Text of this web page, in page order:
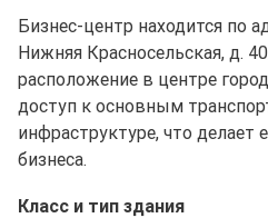
Бизнес-центр находится по
Нижняя Красносельская, д.
расположение в центре
доступ к основным
инфраструктуре, что делает
бизнеса.
Класс и тип здания